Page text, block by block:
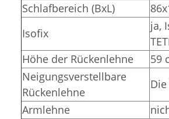
Schlafbereich (BxL)
Isofix
ja,
Höhe der Rückenlehne
59
Neigungsverstellbare
Rückenlehne
Armlehne